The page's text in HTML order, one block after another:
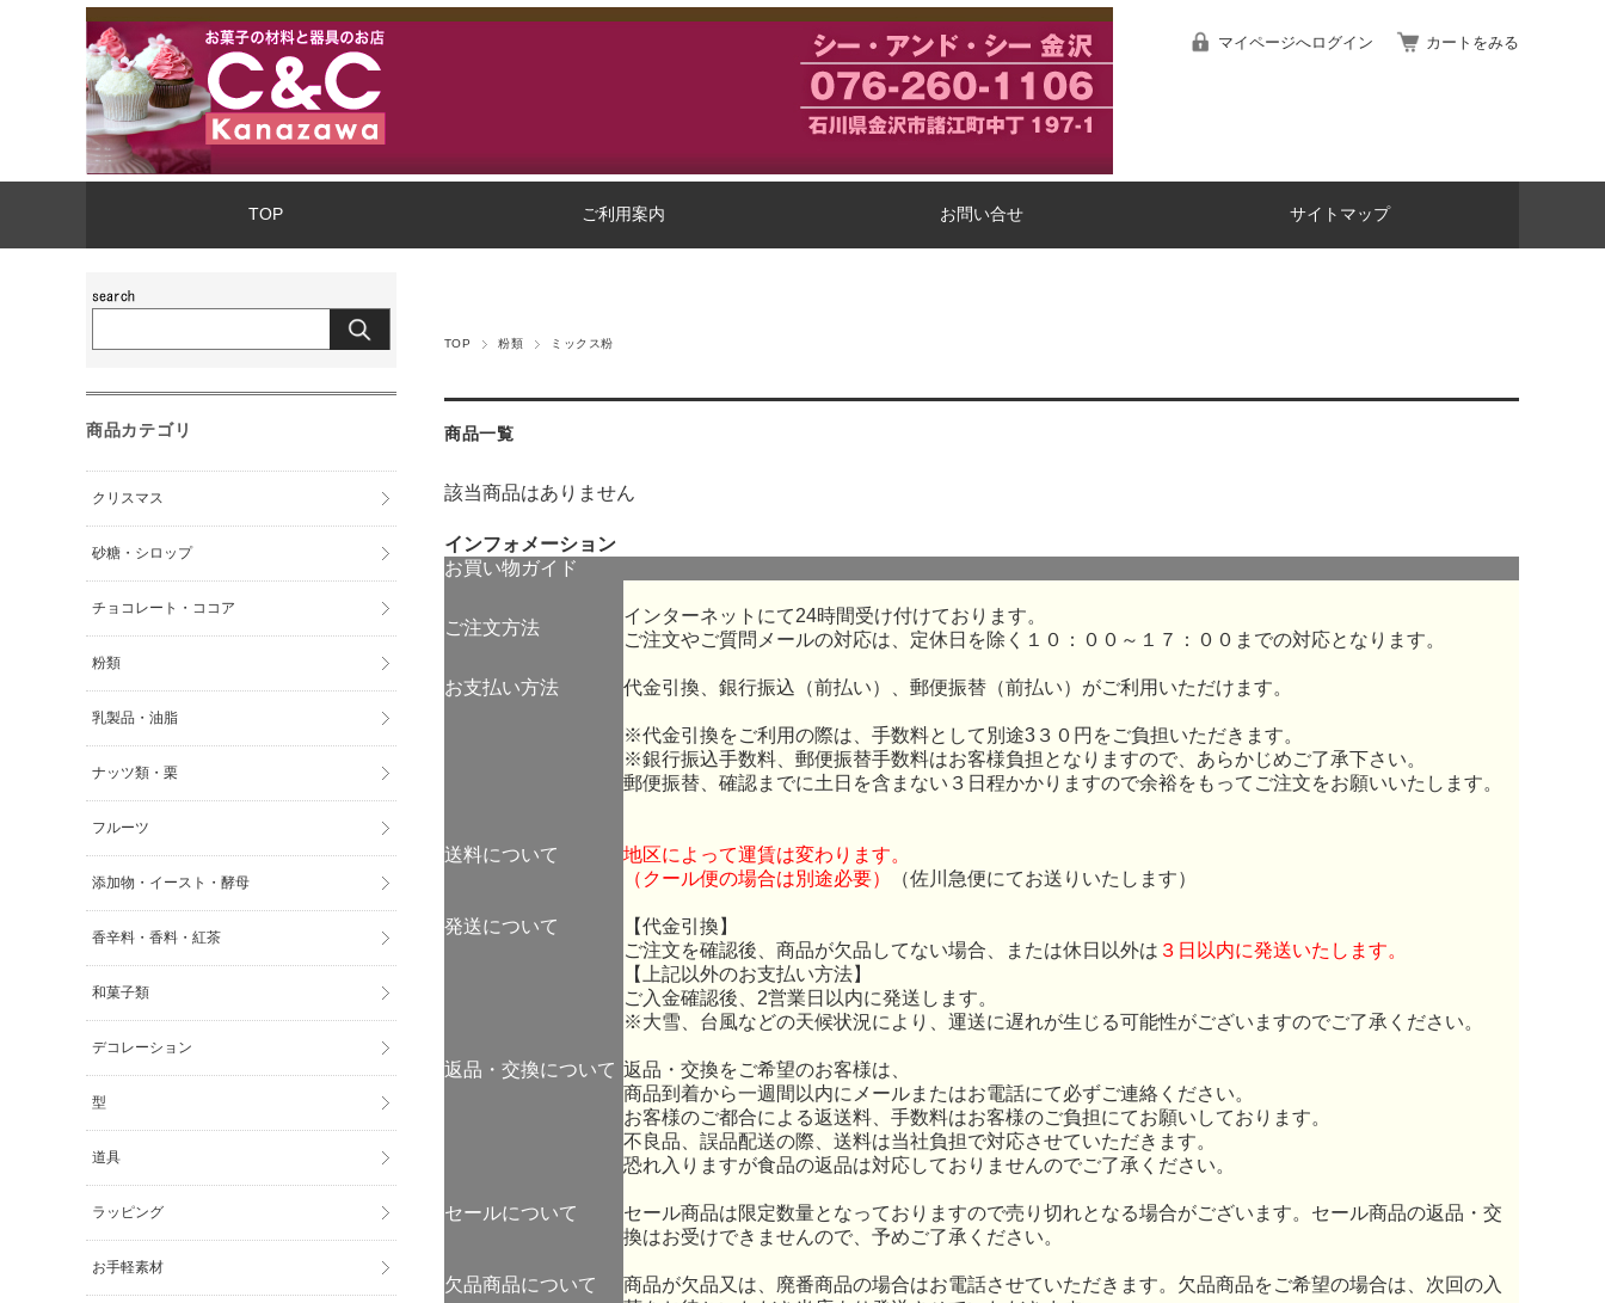
マイページへログイン カートをみる
TOP ご利用案内 お問い合せ サイトマップ
TOP 粉類 ミックス粉
商品一覧
該当商品はありません
インフォメーション
お買い物ガイド
ご注文方法
インターネットにて24時間受け付けております。
ご注文やご質問メールの対応は、定休日を除く１０：００～１７：００までの対応となります。
お支払い方法 代金引換、銀行振込（前払い）、郵便振替（前払い）がご利用いただけます。
※代金引換をご利用の際は、手数料として別途3３０円をご負担いただきます。
※銀行振込手数料、郵便振替手数料はお客様負担となりますので、あらかじめご了承下さい。
郵便振替、確認までに土日を含まない３日程かかりますので余裕をもってご注文をお願いいたします。
送料について
地区によって運賃は変わります。
（クール便の場合は別途必要）
（佐川急便にてお送りいたします）
発送について
【代金引換】
ご注文を確認後、商品が欠品してない場合、または休日以外は ３日以内に発送いたします。
【上記以外のお支払い方法】
ご入金確認後、2営業日以内に発送します。
※大雪、台風などの天候状況により、運送に遅れが生じる可能性がございますのでご了承ください。
返品・交換について 返品・交換をご希望のお客様は、
商品到着から一週間以内にメールまたはお電話にて必ずご連絡ください。
お客様のご都合による返送料、手数料はお客様のご負担にてお願いしております。
不良品、誤品配送の際、送料は当社負担で対応させていただきます。
恐れ入りますが食品の返品は対応しておりませんのでご了承ください。
セールについて
セール商品は限定数量となっておりますので売り切れとなる場合がございます。セール商品の返品・交
換はお受けできませんので、予めご了承ください。
欠品商品について
商品が欠品又は、廃番商品の場合はお電話させていただきます。欠品商品をご希望の場合は、次回の入
商品カテゴリ
クリスマス
砂糖・シロップ
チョコレート・ココア
粉類
乳製品・油脂
ナッツ類・栗
フルーツ
添加物・イースト・酵母
香辛料・香料・紅茶
和菓子類
デコレーション
型
道具
ラッピング
お手軽素材